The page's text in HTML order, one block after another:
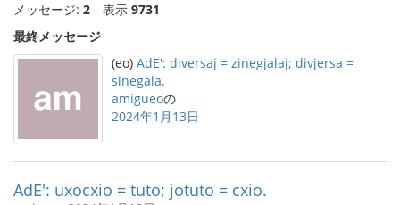
メッセージ: 2 表示 9731
最終メッセージ
(eo) AdE': diversaj = zinegjalaj; divjersa =
sinegala.
amigueoの
2024年1月13日
AdE': uxocxio = tuto; jotuto = cxio.